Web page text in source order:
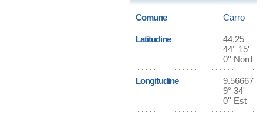
Comune Carro
Latitudine
44.25
44° 15'
0'' Nord
Longitudine
9.56667
9° 34'
0'' Est